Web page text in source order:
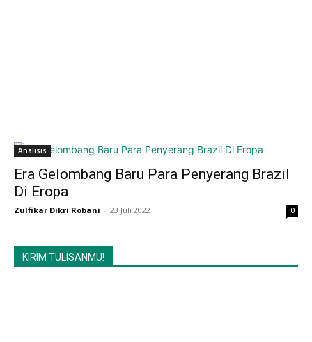
Analisis
Era Gelombang Baru Para Penyerang Brazil
Di Eropa
Zulfikar Dikri Robani - 23 Juli 2022 0
KIRIM TULISANMU!